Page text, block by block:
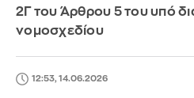
2Γ του Άρθρου 5 του υπό
νομοσχεδίου
12:53, 14.06.2026